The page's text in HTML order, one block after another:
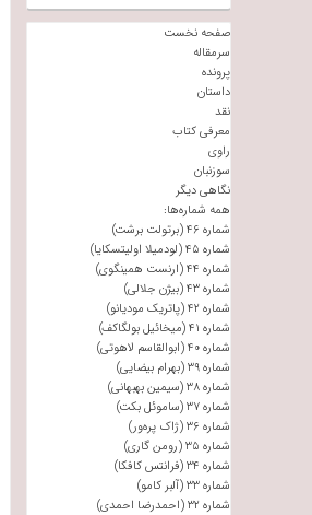
صفحه نخست
سرمقاله
پرونده
داستان
نقد
معرفی کتاب
راوی
سوزنبان
نگاهی دیگر
همه شماره‌ها:
شماره ۴۶ (برتولت برشت)
شماره ۴۵ (لودمیلا اولیتسکایا)
شماره ۴۴ (ارنست همینگوی)
شماره ۴۳ (بیژن جلالی)
شماره ۴۲ (پاتریک مودیانو)
شماره ۴۱ (میخائیل بولگاکف)
شماره ۴۰ (ابوالقاسم لاهوتی)
شماره ۳۹ (بهرام بیضایی)
شماره ۳۸ (سیمین بهبهانی)
شماره ۳۷ (ساموئل بکت)
شماره ۳۶ (ژاک پره‌ور)
شماره ۳۵ (رومن گاری)
شماره ۳۴ (فرانتس کافکا)
شماره ۳۳ (آلبر کامو)
شماره ۳۲ (احمدرضا احمدی)